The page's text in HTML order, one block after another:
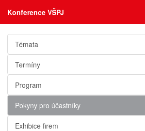
Konference VŠPJ
Témata
Termíny
Program
Pokyny pro účastníky
Exhibice firem